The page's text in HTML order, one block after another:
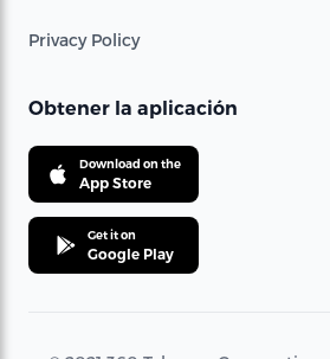
Privacy Policy
Obtener la aplicación
Download on the
App Store
Get it on
Google Play